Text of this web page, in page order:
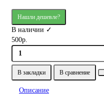
Нашли дешевле?
В наличии ✓
500р.
В закладки В сравнение
Описание